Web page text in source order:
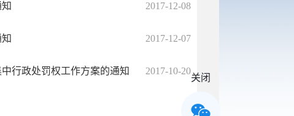
2017-12-08
2017-12-07
行政处罚权工作方案的通知 2017-10-20
关闭